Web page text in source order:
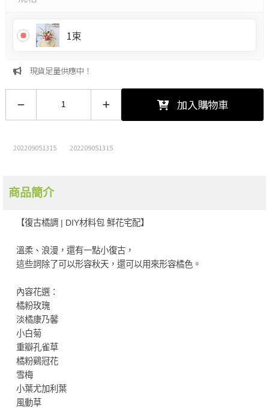
1束
現貨足量供應中！
加入購物車
202209051315 202209051315
商品簡介
【復古橘調 | DIY材料包 鮮花宅配】
溫柔、浪漫，還有一點小復古，
這些詞除了可以形容秋天，還可以用來形容橘色。
內容花選：
橘粉玫瑰
淡橘康乃馨
小白菊
重瓣孔雀草
橘粉鷄冠花
雪梅
小葉尤加利葉
風動草